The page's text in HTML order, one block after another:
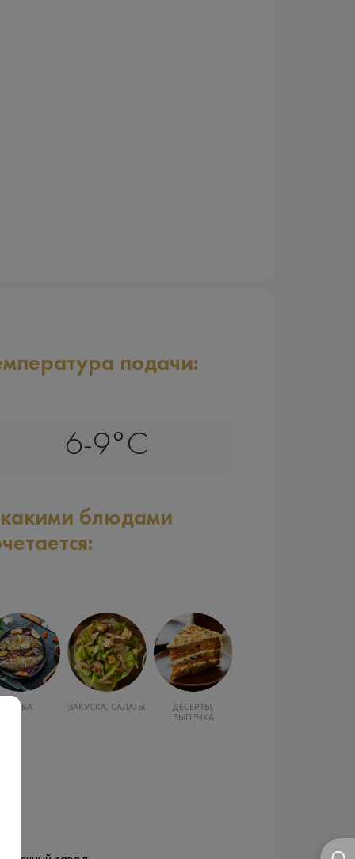
подачи:
6-9°C
блюдами
РЫБА ЗАКУСКА, САЛАТЫ
ДЕСЕРТЫ,
ВЫПЕЧКА